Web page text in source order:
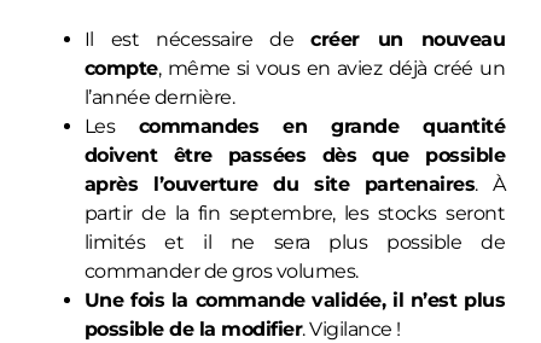
Il est nécessaire decréer un nouveau
compte, même si vous en aviez déjà créé un
l’année dernière.
Les commandes en grande quantité
doivent être passées dès que possible
après l’ouverture du site partenaires. À
partir de la fin septembre, les stocks seront
limités et il ne sera plus possible de
commander de gros volumes.
Une fois la commande validée, il n’est plus
possible de la modifier. Vigilance !